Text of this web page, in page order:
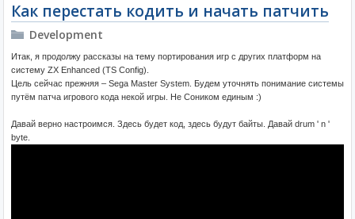
Как перестать кодить и начать патчить
Development
Итак, я продолжу рассказы на тему портирования игр с других платформ на
систему ZX Enhanced (TS Config).
Цель cейчас прежняя – Sega Master System. Будем уточнять понимание системы
путём патча игрового кода некой игры. Не Соником единым :)
Давай верно настроимся. Здесь будет код, здесь будут байты. Давай drum ' n '
byte.